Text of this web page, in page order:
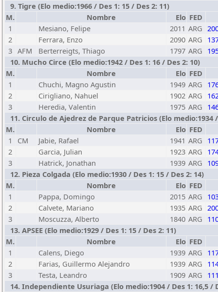
9. Tigre (Elo medio:1966 / Des 1: 15 / Des 2: 11)
M.
Nombre Elo FED
1
Mesiano, Felipe 2011 ARG
2
Ferrara, Enzo 2090 ARG
3 AFM Berterreigts, Thiago 1797 ARG
10. Mucho Circe (Elo medio:1942 / Des 1: 16 / Des 2: 10)
M.
Nombre Elo FED
1
Chuchi, Magno Agustin 1949 ARG
2
Cirigliano, Nahuel 1902 ARG
3
Heredia, Valentin 1975 ARG
11. Circulo de Ajedrez de Parque Patricios (Elo medio:1934 /
M.
Nombre Elo FED
1
CM Jabie, Rafael 1941 ARG
2
Garcia, Julian 1923 ARG
3
Hatrick, Jonathan 1939 ARG
12. Pieza Colgada (Elo medio:1930 / Des 1: 15 / Des 2: 14)
M.
Nombre Elo FED
1
Pappa, Domingo 2015 ARG
2
Calvete, Mariano 1935 ARG
3
Moscuzza, Alberto 1840 ARG
13. APSEE (Elo medio:1929 / Des 1: 15 / Des 2: 11)
M.
Nombre Elo FED
1
Calens, Diego 1939 ARG
2
Farias, Guillermo Alejandro 1939 ARG
3
Testa, Leandro 1909 ARG
14. Independiente Usuriaga (Elo medio:1904 / Des 1: 16,5 /